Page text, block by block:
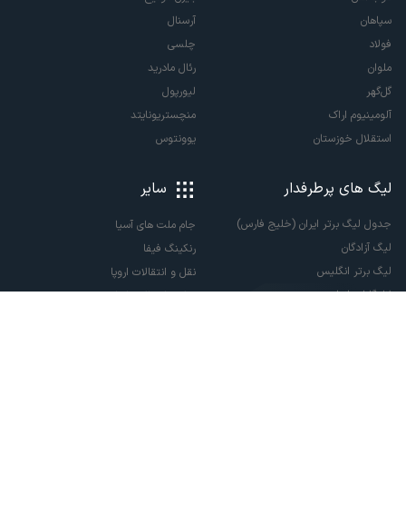
سپاهان
فولاد
ملوان
گل‌گهر
آلومینیوم اراک
استقلال خوزستان
آرسنال
چلسی
رئال مادرید
لیورپول
منچستریونایتد
یوونتوس
لیگ های پرطرفدار
جدول لیگ برتر ایران (خلیج فارس)
لیگ آزادگان
لیگ برتر انگلیس
لالیگا اسپانیا
سایر
جام ملت های آسیا
رنکینگ فیفا
نقل و انتقالات اروپا
نقل و انتقالات ایران